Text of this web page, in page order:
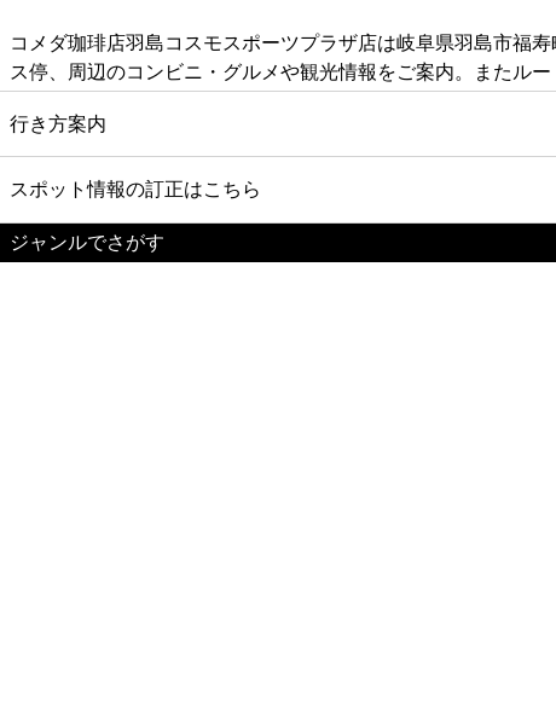
コメダ珈琲店羽島コスモスポーツプラザ店は岐阜県羽島市福
ス停、周辺のコンビニ・グルメや観光情報をご案内。またルー
行き方案内
スポット情報の訂正はこちら
ジャンルでさがす